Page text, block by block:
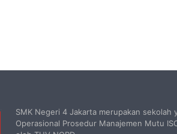
SMK Negeri 4 Jakarta merupakan sekolah
Operasional Prosedur Manajemen Mutu